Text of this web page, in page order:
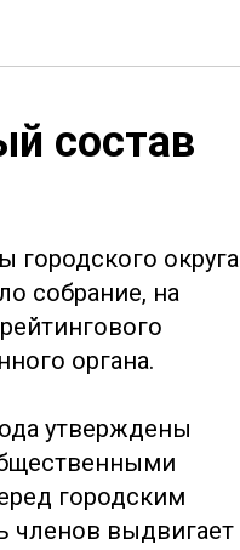
состав
городского округа
собрание, на
органа.
утверждены
городским
членов выдвигает